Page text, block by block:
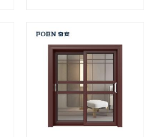
الأبواب لتلبية الاحتياجات المعمارية
المختلفة.